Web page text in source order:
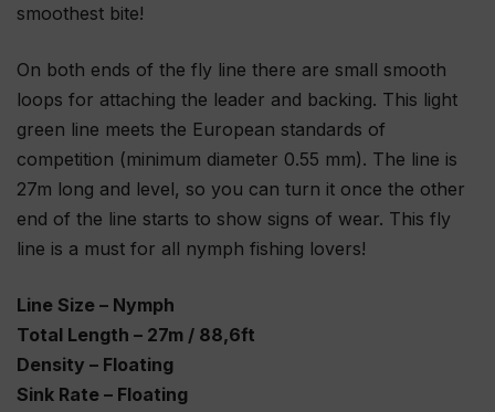
smoothest bite!
On both ends of the fly line there are small smooth
loops for attaching the leader and backing. This light
green line meets the European standards of
competition (minimum diameter 0.55 mm). The line is
27m long and level, so you can turn it once the other
end of the line starts to show signs of wear. This fly
line is a must for all nymph fishing lovers!
Line Size – Nymph
Total Length – 27m / 88,6ft
Density – Floating
Sink Rate – Floating